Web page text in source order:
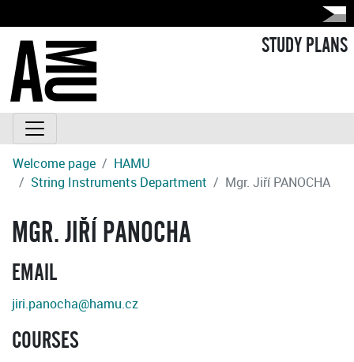
STUDY PLANS
Welcome page
HAMU
String Instruments Department
Mgr. Jiří PANOCHA
MGR. JIŘÍ PANOCHA
EMAIL
jiri.panocha@hamu.cz
COURSES